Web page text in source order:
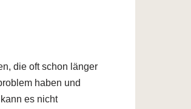
die oft schon länger
haben und
es nicht